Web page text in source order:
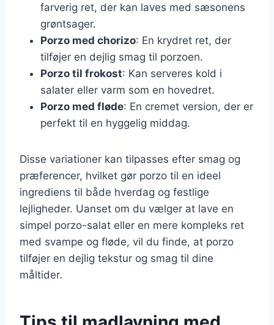
farverig ret, der kan laves med sæsonens
grøntsager.
Porzo med chorizo: En krydret ret, der
tilføjer en dejlig smag til porzoen.
Porzo til frokost: Kan serveres kold i
salater eller varm som en hovedret.
Porzo med fløde: En cremet version, der er
perfekt til en hyggelig middag.
Disse variationer kan tilpasses efter smag og
præferencer, hvilket gør porzo til en ideel
ingrediens til både hverdag og festlige
lejligheder. Uanset om du vælger at lave en
simpel porzo-salat eller en mere kompleks ret
med svampe og fløde, vil du finde, at porzo
tilføjer en dejlig tekstur og smag til dine
måltider.